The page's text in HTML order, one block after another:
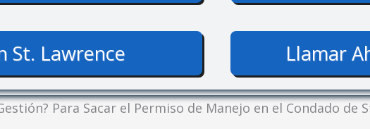
St. Lawrence Llamar
Para Sacar el Permiso de Manejo en el Condado de